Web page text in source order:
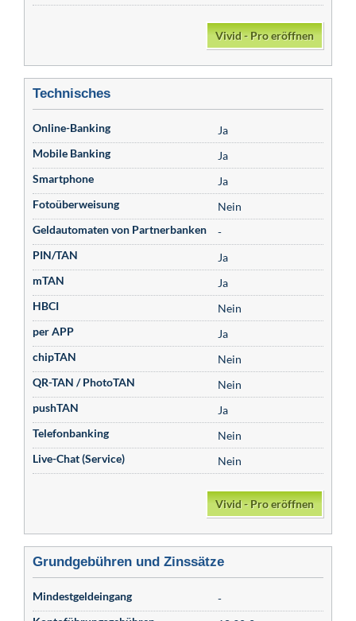
Vivid - Pro eröffnen
Technisches
Online-Banking
Ja
Mobile Banking
Ja
Smartphone
Ja
Fotoüberweisung
Nein
Geldautomaten von Partnerbanken
-
PIN/TAN
Ja
mTAN
Ja
HBCI
Nein
per APP
Ja
chipTAN
Nein
QR-TAN / PhotoTAN
Nein
pushTAN
Ja
Telefonbanking
Nein
Live-Chat (Service)
Nein
Vivid - Pro eröffnen
Grundgebühren und Zinssätze
Mindestgeldeingang
-